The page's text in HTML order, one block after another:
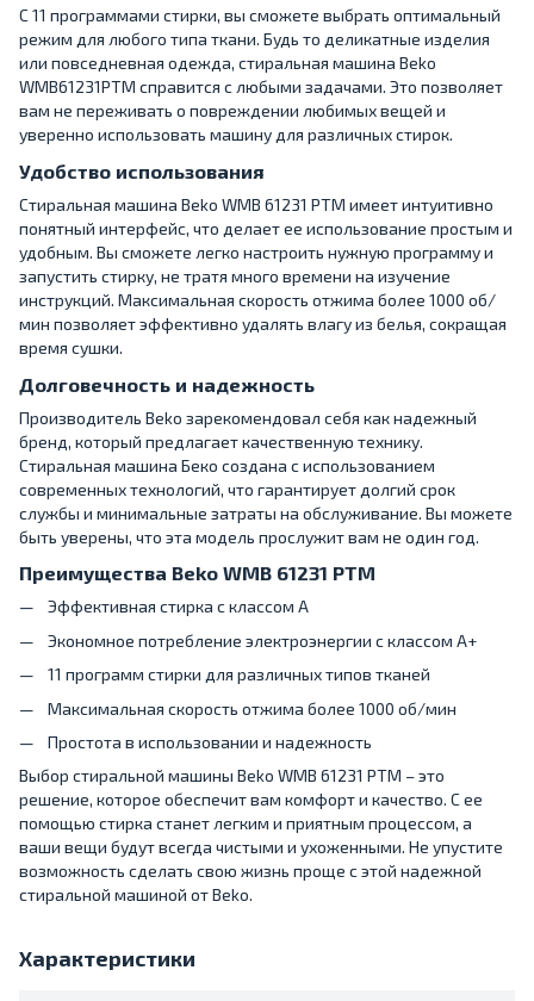
С 11 программами стирки, вы сможете выбрать оптимальный
режим для любого типа ткани. Будь то деликатные изделия
или повседневная одежда, стиральная машина Beko
WMB61231PTM справится с любыми задачами. Это позволяет
вам не переживать о повреждении любимых вещей и
уверенно использовать машину для различных стирок.
Удобство использования
Стиральная машина Beko WMB 61231 PTM имеет интуитивно
понятный интерфейс, что делает ее использование простым и
удобным. Вы сможете легко настроить нужную программу и
запустить стирку, не тратя много времени на изучение
инструкций. Максимальная скорость отжима более 1000 об/
мин позволяет эффективно удалять влагу из белья, сокращая
время сушки.
Долговечность и надежность
Производитель Beko зарекомендовал себя как надежный
бренд, который предлагает качественную технику.
Стиральная машина Беко создана с использованием
современных технологий, что гарантирует долгий срок
службы и минимальные затраты на обслуживание. Вы можете
быть уверены, что эта модель прослужит вам не один год.
Преимущества Beko WMB 61231 PTM
Эффективная стирка с классом A
Экономное потребление электроэнергии с классом A+
11 программ стирки для различных типов тканей
Максимальная скорость отжима более 1000 об/мин
Простота в использовании и надежность
Выбор стиральной машины Beko WMB 61231 PTM – это
решение, которое обеспечит вам комфорт и качество. С ее
помощью стирка станет легким и приятным процессом, а
ваши вещи будут всегда чистыми и ухоженными. Не упустите
возможность сделать свою жизнь проще с этой надежной
стиральной машиной от Beko.
Характеристики